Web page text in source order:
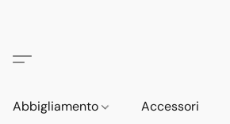
Abbigliamento Accessori